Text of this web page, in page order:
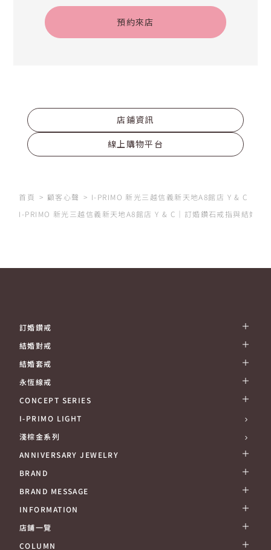
預約來店
店鋪資訊
線上購物平台
首頁 顧客心聲
I-PRIMO 新光三越信義新天地A8館店 Y & C
I-PRIMO 新光三越信義新天地A8館店 Y & C｜訂婚鑽石戒指與結婚
訂婚鑽戒
結婚對戒
結婚套戒
永恆線戒
CONCEPT SERIES
I-PRIMO LIGHT
淺棕金系列
ANNIVERSARY JEWELRY
BRAND
BRAND MESSAGE
INFORMATION
店鋪一覽
COLUMN